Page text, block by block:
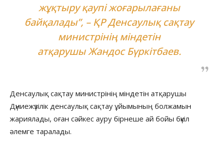
жұқтыру қаупі жоғарылағаны
байқалады”, – ҚР Денсаулық сақтау
министрінің міндетін
атқарушы Жандос Бүркітбаев.
Денсаулық сақтау министрінің міндетін атқарушы
Дүниежүзілік денсаулық сақтау ұйымының болжамын
жариялады, оған сәйкес ауру бірнеше ай бойы бүкіл
әлемге таралады.